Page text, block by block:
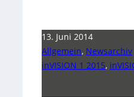
13. Juni 2014
Allgemein, Newsarchiv
inVISION 1 2015,